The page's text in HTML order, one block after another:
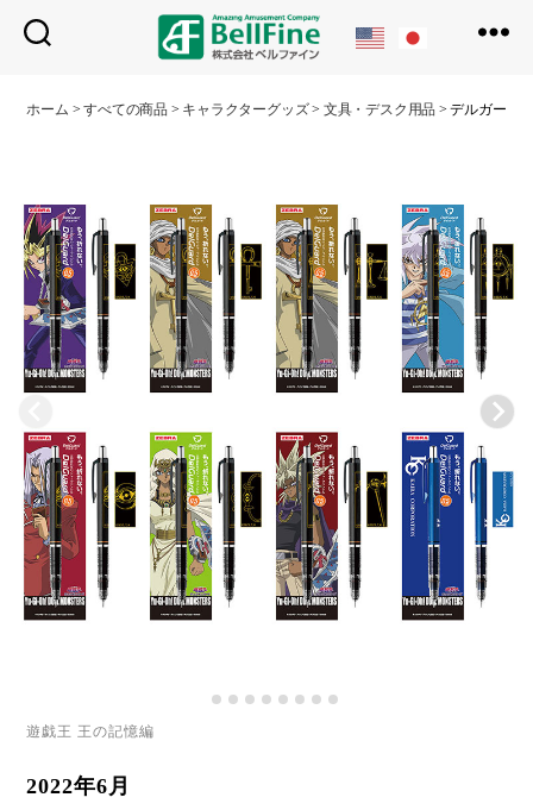
フ
ホーム >すべての商品 > キャラクターグッズ> 文具・デスク用品 >デルガード
遊戯王 王の記憶編
2022年6月